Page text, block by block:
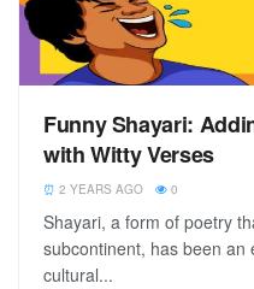
Funny Shayari:
with Witty Verses
2 YEARS AGO 0
Shayari, a form of poetry
subcontinent, has been
cultural...